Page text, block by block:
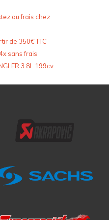
au frais chez
de 350€ TTC
sans frais
3.8L 199cv